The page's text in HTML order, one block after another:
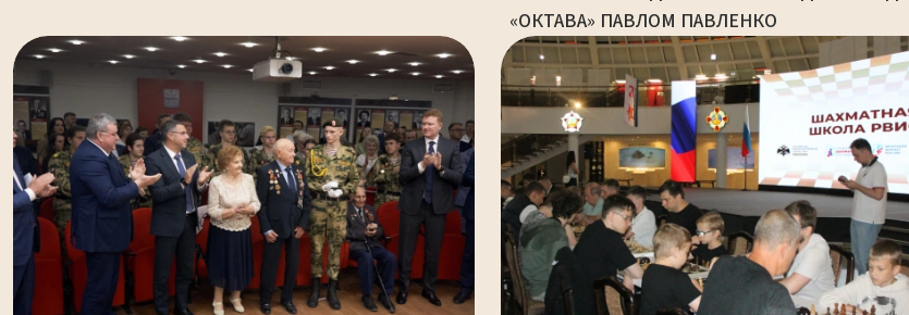
«ОКТАВА» ПАВЛОМ ПАВЛЕНКО